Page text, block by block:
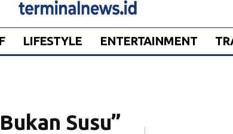
LIFESTYLE ENTERTAINMENT
Susu”